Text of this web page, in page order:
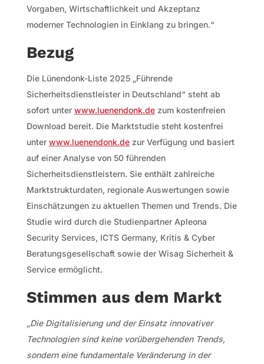
Vorgaben, Wirtschaftlichkeit und Akzeptanz
moderner Technologien in Einklang zu bringen.“
Bezug
Die Lünendonk-Liste 2025 „Führende
Sicherheitsdienstleister in Deutschland“ steht ab
sofort unter www.luenendonk.dezum kostenfreien
Download bereit. Die Marktstudie steht kostenfrei
unter www.luenendonk.dezur Verfügung und basiert
auf einer Analyse von 50 führenden
Sicherheitsdienstleistern. Sie enthält zahlreiche
Marktstrukturdaten, regionale Auswertungen sowie
Einschätzungen zu aktuellen Themen und Trends. Die
Studie wird durch die Studienpartner Apleona
Security Services, ICTS Germany, Kritis & Cyber
Beratungsgesellschaft sowie der Wisag Sicherheit &
Service ermöglicht.
Stimmen aus dem Markt
„Die Digitalisierung und der Einsatz innovativer
Technologien sind keine vorübergehenden Trends,
sondern eine fundamentale Veränderung in der